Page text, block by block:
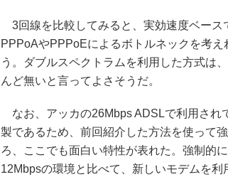
3回線を比較してみると、実効速度ベース
PPPoAやPPPoEによるボトルネックを考
う。ダブルスペクトラムを利用した方式は
んど無いと言ってよさそうだ。
なお、アッカの26Mbps ADSLで利用され
製であるため、前回紹介した方法を使って
ろ、ここでも面白い特性が表れた。強制的
12Mbpsの環境と比べて、新しいモデムを